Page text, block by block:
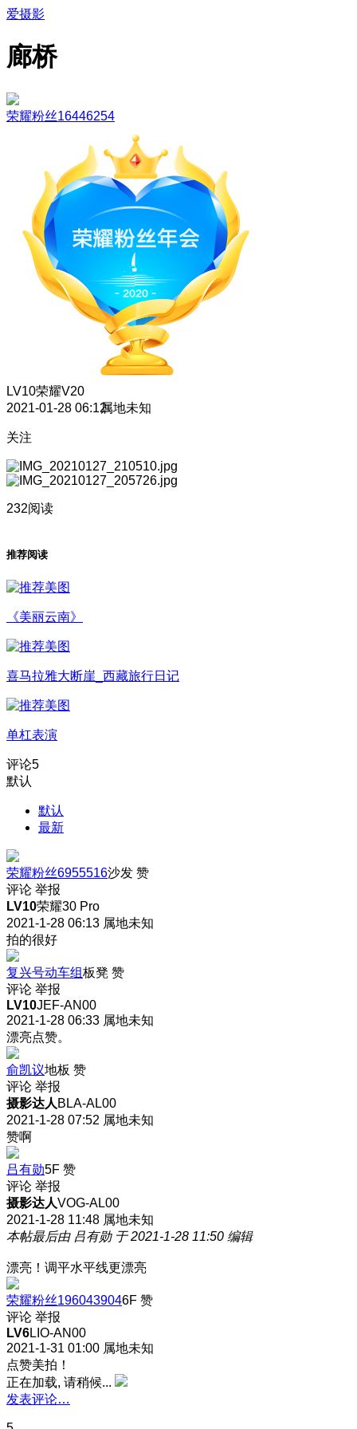
爱摄影
廊桥
荣耀粉丝16446254
LV10荣耀V20
2021-01-28 06:12属地未知
关注
232阅读
推荐阅读
《美丽云南》
喜马拉雅大断崖_西藏旅行日记
单杠表演
评论5
默认
默认
最新
荣耀粉丝6955516沙发 赞
评论 举报
LV10荣耀30 Pro
2021-1-28 06:13 属地未知
拍的很好
复兴号动车组板凳 赞
评论 举报
LV10JEF-AN00
2021-1-28 06:33 属地未知
漂亮点赞。
俞凯议地板 赞
评论 举报
摄影达人 BLA-AL00
2021-1-28 07:52 属地未知
赞啊
吕有勋5F 赞
评论 举报
摄影达人VOG-AL00
2021-1-28 11:48 属地未知
本帖最后由 吕有勋 于 2021-1-28 11:50 编辑
漂亮！调平水平线更漂亮
荣耀粉丝1960439046F 赞
评论 举报
LV6LIO-AN00
2021-1-31 01:00 属地未知
点赞美拍！
正在加载, 请稍候...
发表评论…